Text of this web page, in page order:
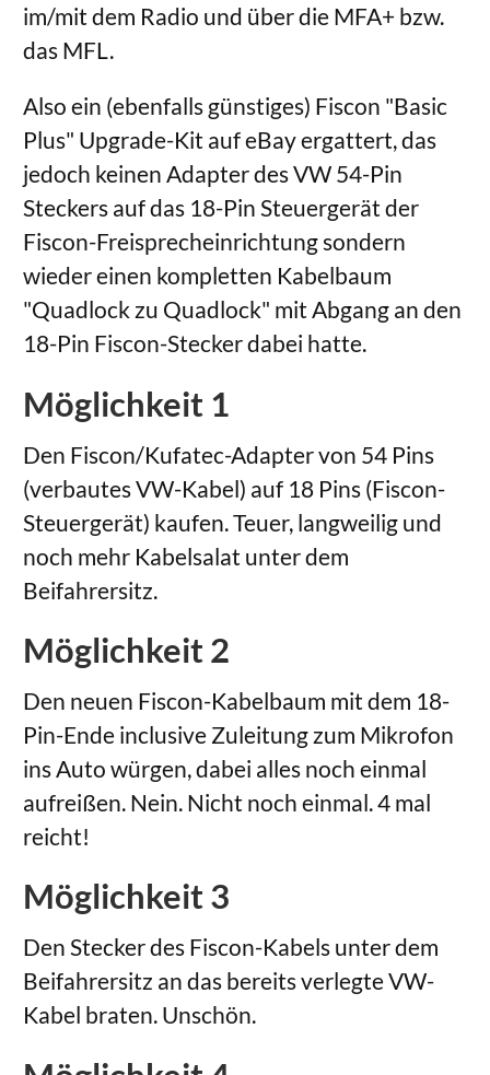
im/mit dem Radio und über die MFA+ bzw.
das MFL.
Also ein (ebenfalls günstiges) Fiscon "Basic
Plus" Upgrade-Kit auf eBay ergattert, das
jedoch keinen Adapter des VW 54-Pin
Steckers auf das 18-Pin Steuergerät der
Fiscon-Freisprecheinrichtung sondern
wieder einen kompletten Kabelbaum
"Quadlock zu Quadlock" mit Abgang an den
18-Pin Fiscon-Stecker dabei hatte.
Möglichkeit 1
Den Fiscon/Kufatec-Adapter von 54 Pins
(verbautes VW-Kabel) auf 18 Pins (Fiscon-
Steuergerät) kaufen. Teuer, langweilig und
noch mehr Kabelsalat unter dem
Beifahrersitz.
Möglichkeit 2
Den neuen Fiscon-Kabelbaum mit dem 18-
Pin-Ende inclusive Zuleitung zum Mikrofon
ins Auto würgen, dabei alles noch einmal
aufreißen. Nein. Nicht noch einmal. 4 mal
reicht!
Möglichkeit 3
Den Stecker des Fiscon-Kabels unter dem
Beifahrersitz an das bereits verlegte VW-
Kabel braten. Unschön.